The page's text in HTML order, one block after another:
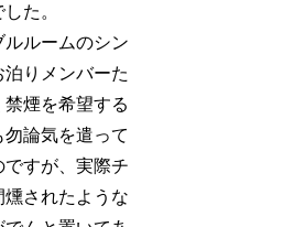
た。
ルームのシン
りメンバーた
煙を希望する
論気を遣って
すが、実際チ
燻されたような